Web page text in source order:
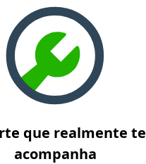
que realmente te
acompanha